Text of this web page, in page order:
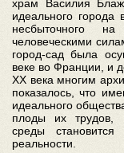
храм Василия
идеального города
несбыточного
человеческими
город-сад была
веке во Франции, и
XX века многим
показалось, что
идеального
плоды их трудов,
среды
реальности.